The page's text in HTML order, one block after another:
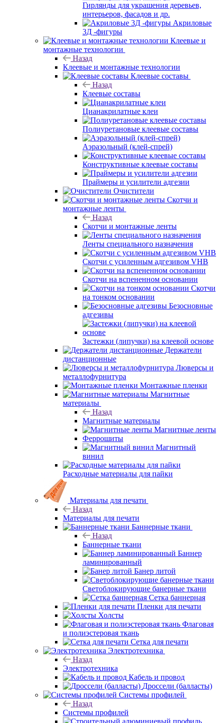
Гирлянды для украшения деревьев,
интерьеров, фасадов и др.
Акриловые
3Д -фигуры
Клеевые и
монтажные технологии
Назад
Клеевые и монтажные технологии
Клеевые составы
Назад
Клеевые составы
Цианакрилатные клеи
Полиуретановые клеевые составы
Аэразольный (клей-спрей)
Конструктивные клеевые составы
Праймеры и усилители адгезии
Очистители
Скотчи и
монтажные ленты
Назад
Скотчи и монтажные ленты
Ленты специального назначения
Скотчи с усиленным адгезивом VHB
Скотчи на вспененном основании
Скотчи
на тонком основании
Безосновные
адгезивы
Застежки (липучки) на клеевой основе
Держатели
дистанционные
Люверсы и
металлофурнитура
Монтажные пленки
Магнитные
материалы
Назад
Магнитные материалы
Магнитные ленты
Феррошиты
Магнитный
винил
Расходные материалы для пайки
Материалы для печати
Назад
Материалы для печати
Баннерные ткани
Назад
Баннерные ткани
Баннер
ламинированный
Банер литой
Светоблокирующие банерные ткани
Сетка баннерная
Пленки для печати
Холсты
Флаговая
и полиэстеровая ткань
Сетка для печати
Электротехника
Назад
Электротехника
Кабель и провод
Дроссели (балласты)
Системы профилей
Назад
Системы профилей